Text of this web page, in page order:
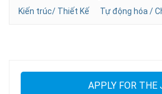
Kiến trúc/ Thiết Kế
Tự động hóa /
APPLY FOR THE